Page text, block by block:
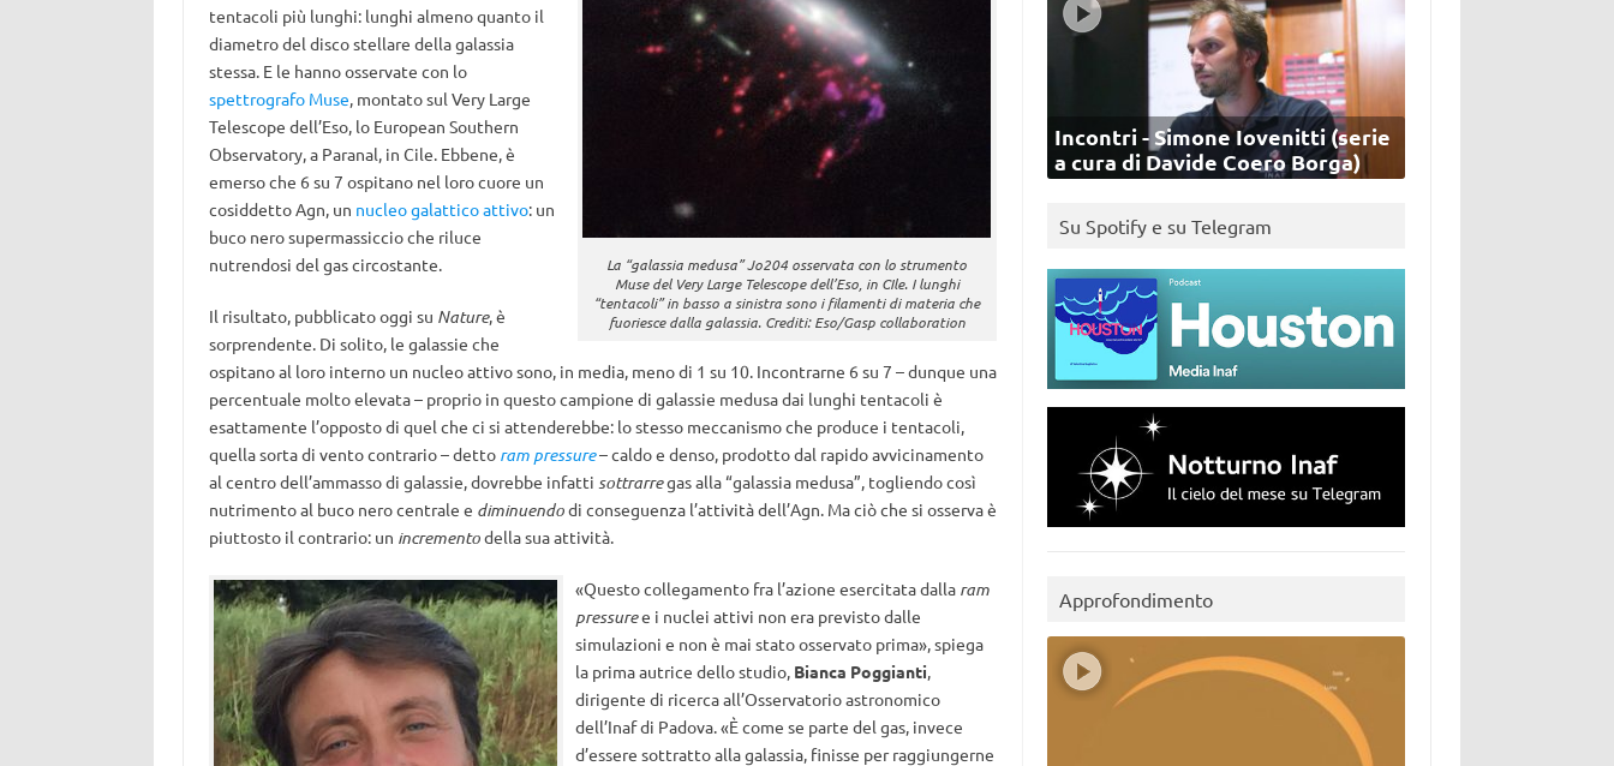
La “galassia medusa” Jo204 osservata con lo strumento
Muse del Very Large Telescope dell’Eso, in CIle. I lunghi
“tentacoli” in basso a sinistra sono i filamenti di materia che
fuoriesce dalla galassia. Crediti: Eso/Gasp collaboration
tentacoli più lunghi: lunghi almeno quanto il
diametro del disco stellare della galassia
stessa. E le hanno osservate con lo
spettrografo Muse, montato sul Very Large
Telescope dell’Eso, lo European Southern
Observatory, a Paranal, in Cile. Ebbene, è
emerso che 6 su 7 ospitano nel loro cuore un
cosiddetto Agn, un nucleo galattico attivo: un
buco nero supermassiccio che riluce
nutrendosi del gas circostante.
Il risultato, pubblicato oggi su Nature, è
sorprendente. Di solito, le galassie che
ospitano al loro interno un nucleo attivo sono, in media, meno di 1 su 10. Incontrarne 6 su 7 – dunque una
percentuale molto elevata – proprio in questo campione di galassie medusa dai lunghi tentacoli è
esattamente l’opposto di quel che ci si attenderebbe: lo stesso meccanismo che produce i tentacoli,
quella sorta di vento contrario – detto ram pressure– caldo e denso, prodotto dal rapido avvicinamento
al centro dell’ammasso di galassie, dovrebbe infatti sottrarregas alla “galassia medusa”, togliendo così
nutrimento al buco nero centrale e diminuendodi conseguenza l’attività dell’Agn. Ma ciò che si osserva è
piuttosto il contrario: un incrementodella sua attività.
«Questo collegamento fra l’azione esercitata dalla ram
pressuree i nuclei attivi non era previsto dalle
simulazioni e non è mai stato osservato prima», spiega
la prima autrice dello studio, Bianca Poggianti,
dirigente di ricerca all’Osservatorio astronomico
dell’Inaf di Padova. «È come se parte del gas, invece
d’essere sottratto alla galassia, finisse per raggiungerne
Incontri - Simone Iovenitti (serie
a cura di Davide Coero Borga)
Su Spotify e su Telegram
Approfondimento